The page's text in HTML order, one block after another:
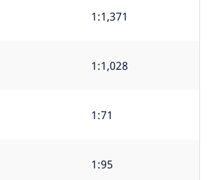
1:1,371
1:1,028
1:71
1:95